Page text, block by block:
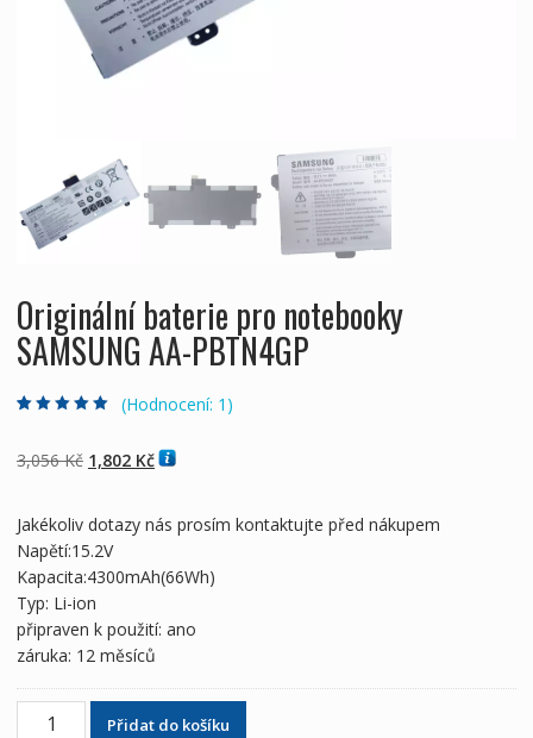
Originální baterie pro notebooky
SAMSUNG AA-PBTN4GP
hodnocení
zákazníka
(Hodnocení: 1 )
3,056Kč Původní
3,056 Kč
1,802 KčAktuální
1,802 Kč
Jakékoliv dotazy nás prosím kontaktujte před nákupem
Napětí:15.2V
Kapacita:4300mAh(66Wh)
Typ: Li-ion
připraven k použití: ano
záruka: 12 měsíců
Originální
Přidat do košíku